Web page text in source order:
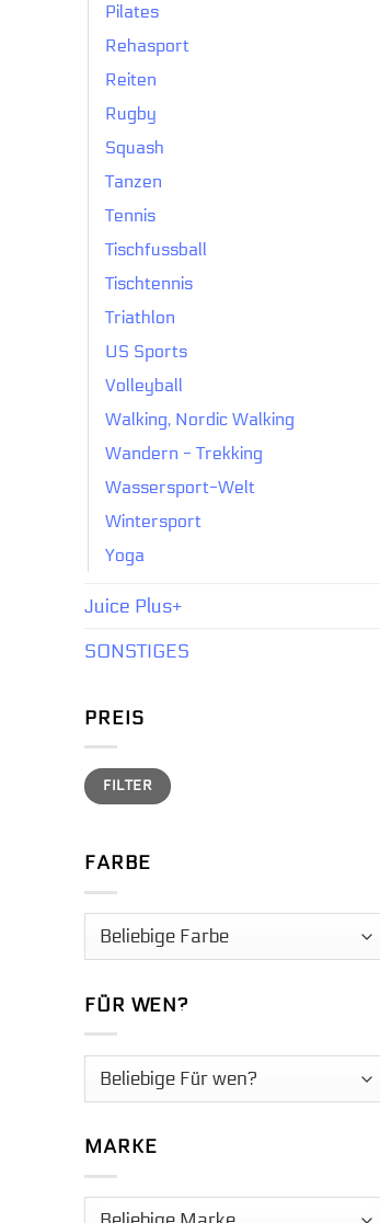
Pilates
Rehasport
Reiten
Rugby
Squash
Tanzen
Tennis
Tischfussball
Tischtennis
Triathlon
US Sports
Volleyball
Walking, Nordic Walking
Wandern - Trekking
Wassersport-Welt
Wintersport
Yoga
Juice Plus+
SONSTIGES
PREIS
Min.
Preis
Max.
PreisFILTER
FARBE
FÜR WEN?
MARKE